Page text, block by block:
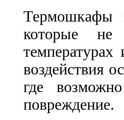
Термошкафы
которые не
воздействия
где
повреждение.